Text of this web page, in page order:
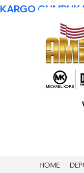
KARGO GUMRUK
HOME